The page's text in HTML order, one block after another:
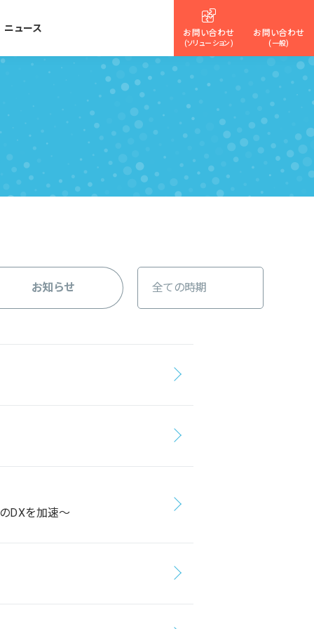
ニュース お問い合わせ
(ソリューション)
お問い合わせ
(一般)
お知らせ
DXを加速～